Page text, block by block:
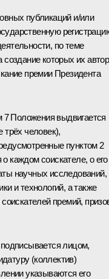
публикаций и/или
по теме
создание которых их автор
премии Президента
7 Положения выдвигается
трёх человек),
пунктом 2
каждом соискателе, о его
научных исследований,
и технологий, а также
премий,
лицом,
(коллектив)
указываются его